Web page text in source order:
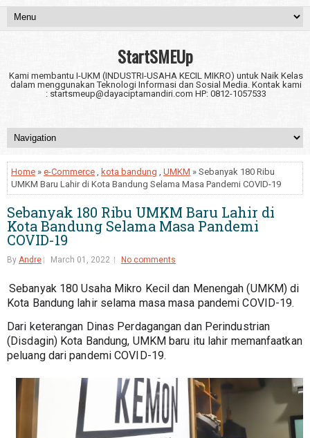
StartSMEUp
Kami membantu I-UKM (INDUSTRI-USAHA KECIL MIKRO) untuk Naik Kelas
dalam menggunakan Teknologi Informasi dan Sosial Media. Kontak kami
: startsmeup@dayaciptamandiri.com HP: 0812-1057533
Home » e-Commerce , kota bandung , UMKM » Sebanyak 180 Ribu
UMKM Baru Lahir di Kota Bandung Selama Masa Pandemi COVID-19
Sebanyak 180 Ribu UMKM Baru Lahir di
Kota Bandung Selama Masa Pandemi
COVID-19
By Andre March 01, 2022 No comments
Sebanyak 180 Usaha Mikro Kecil dan Menengah (UMKM) di
Kota Bandung lahir selama masa masa pandemi COVID-19.
Dari keterangan Dinas Perdagangan dan Perindustrian
(Disdagin) Kota Bandung, UMKM baru itu lahir memanfaatkan
peluang dari pandemi COVID-19.